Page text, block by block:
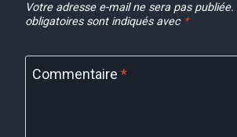
Votre adresse e-mail ne sera pas publiée.
obligatoires sont indiqués avec *
Commentaire *